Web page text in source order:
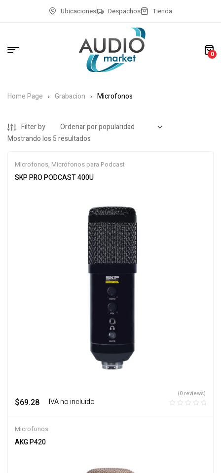
Ubicaciones Despachos Tienda
0
Home Page Grabacion Microfonos
Filter by
Mostrando los 5 resultados
Microfonos, Micrófonos para Podcast
SKP PRO PODCAST 400U
$69.28 ‎ ‎ ‎ IVA no incluido
(0 reviews)
Microfonos
AKG P420